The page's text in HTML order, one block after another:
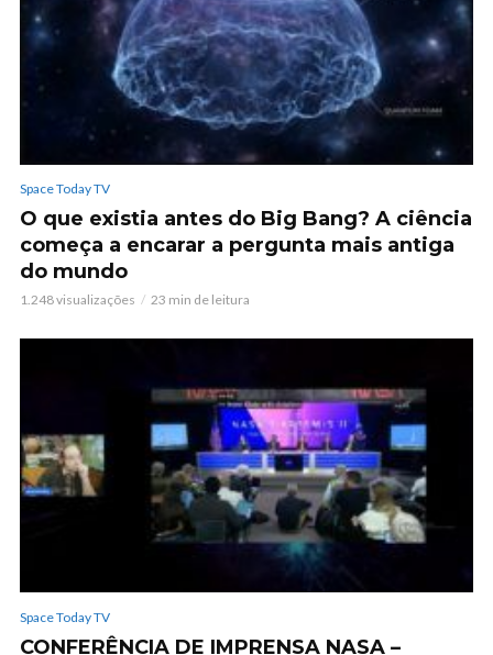
Space Today TV
O que existia antes do Big Bang? A ciência
começa a encarar a pergunta mais antiga
do mundo
1.248 visualizações 23 min de leitura
Space Today TV
CONFERÊNCIA DE IMPRENSA NASA –